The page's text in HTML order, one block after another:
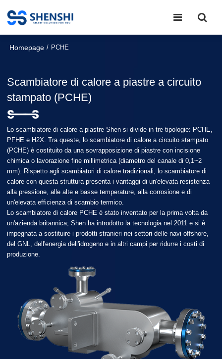
Homepage / PCHE
Scambiatore di calore a piastre a circuito
stampato (PCHE)
Lo scambiatore di calore a piastre Shen si divide in tre tipologie: PCHE,
PFHE e H2X. Tra queste, lo scambiatore di calore a circuito stampato
(PCHE) è costituito da una sovrapposizione di piastre con incisione
chimica o lavorazione fine millimetrica (diametro del canale di 0,1~2
mm). Rispetto agli scambiatori di calore tradizionali, lo scambiatore di
calore con questa struttura presenta i vantaggi di un'elevata resistenza
alla pressione, alle alte e basse temperature, alla corrosione e di
un'elevata efficienza di scambio termico.
Lo scambiatore di calore PCHE è stato inventato per la prima volta da
un'azienda britannica; Shen ha introdotto la tecnologia nel 2011 e si è
impegnata a sostituire i prodotti stranieri nei settori delle navi offshore,
del GNL, dell'energia dell'idrogeno e in altri campi per ridurre i costi di
produzione.